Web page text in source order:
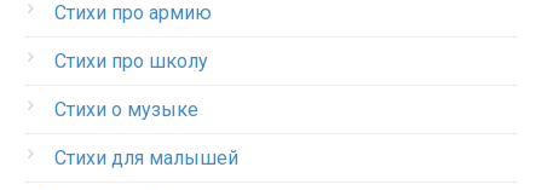
Стихи про армию
Стихи про школу
Стихи о музыке
Стихи для малышей